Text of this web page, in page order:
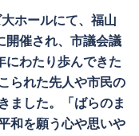
ホールにて、福山
開催され、市議会議
にわたり歩んできた
られた先人や市民の
ました。「ばらのま
和を願う心や思いや